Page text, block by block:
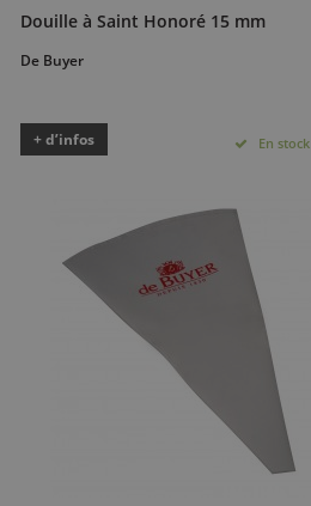
Douille à Saint Honoré 15 mm
De Buyer
+ d’infos En stock